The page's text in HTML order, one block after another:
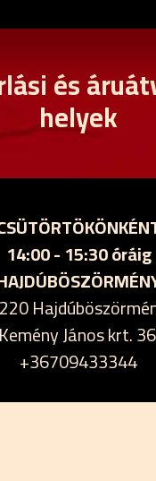
és
helyek
14:00 - 15:30 óráig
Kemény János krt.
+36709433344